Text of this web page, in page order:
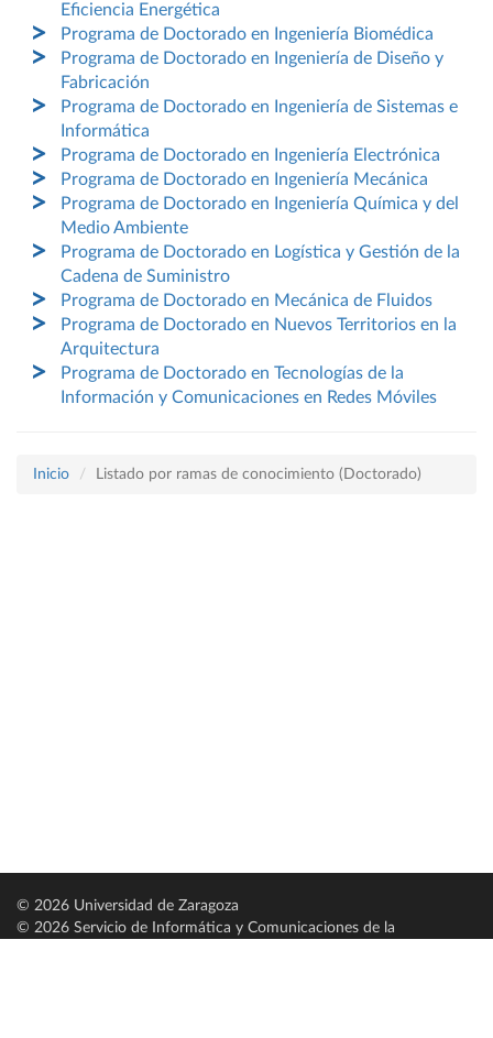
Eficiencia Energética
Programa de Doctorado en Ingeniería Biomédica
Programa de Doctorado en Ingeniería de Diseño y
Fabricación
Programa de Doctorado en Ingeniería de Sistemas e
Informática
Programa de Doctorado en Ingeniería Electrónica
Programa de Doctorado en Ingeniería Mecánica
Programa de Doctorado en Ingeniería Química y del
Medio Ambiente
Programa de Doctorado en Logística y Gestión de la
Cadena de Suministro
Programa de Doctorado en Mecánica de Fluidos
Programa de Doctorado en Nuevos Territorios en la
Arquitectura
Programa de Doctorado en Tecnologías de la
Información y Comunicaciones en Redes Móviles
Inicio Listado por ramas de conocimiento (Doctorado)
© 2026 Universidad de Zaragoza
© 2026 Servicio de Informática y Comunicaciones de la